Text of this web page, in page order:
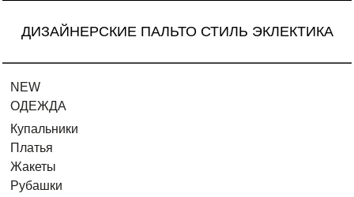
ДИЗАЙНЕРСКИЕ ПАЛЬТО СТИЛЬ ЭКЛЕКТИКА
NEW
ОДЕЖДА
Купальники
Платья
Жакеты
Рубашки